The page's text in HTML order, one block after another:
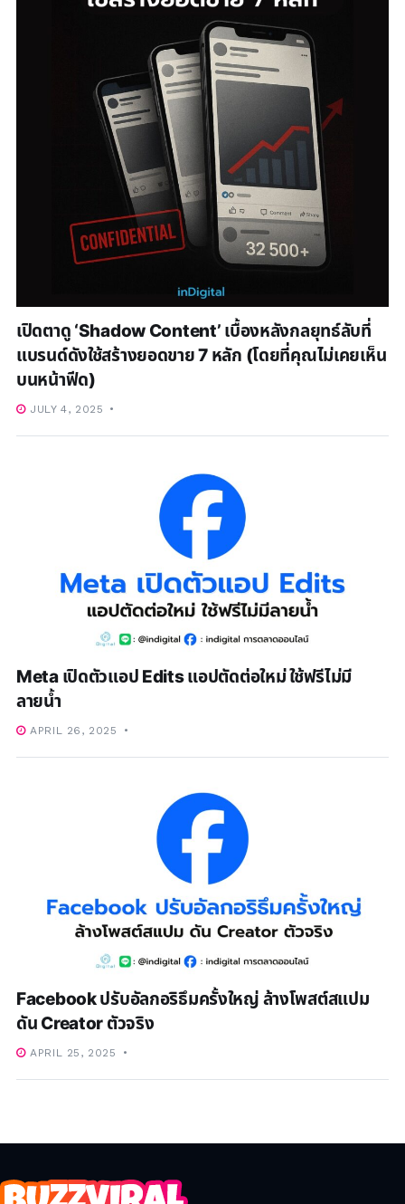
เปิดตาดู ‘Shadow Content’ เบื้องหลังกลยุทธ์ลับที่
แบรนด์ดังใช้สร้างยอดขาย 7 หลัก (โดยที่คุณไม่เคยเห็น
บนหน้าฟีด)
JULY 4, 2025
Meta เปิดตัวแอป Edits แอปตัดต่อใหม่ ใช้ฟรีไม่มี
ลายน้ำ
APRIL 26, 2025
Facebook ปรับอัลกอริธึมครั้งใหญ่ ล้างโพสต์สแปม
ดัน Creator ตัวจริง
APRIL 25, 2025